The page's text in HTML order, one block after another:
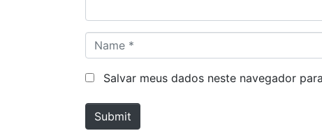
a
m
*
Salvar meus dados neste navegador
Submit